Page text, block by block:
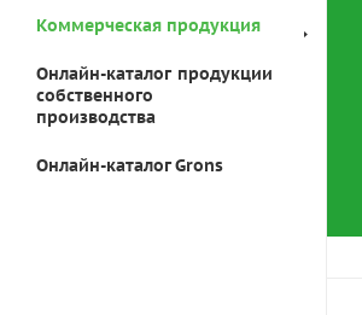
Коммерческая продукция
Онлайн-каталог продукции
собственного
производства
Онлайн-каталог Grons